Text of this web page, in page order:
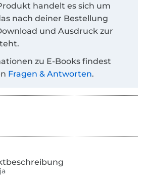
handelt es sich um
nach deiner Bestellung
und Ausdruck zur
zu E-Books findest
Fragen & Antworten.